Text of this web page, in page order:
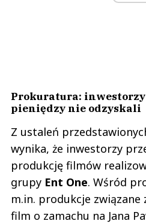
Prokuratura:
pieniędzy nie odzyskali
Z ustaleń
wynika, że inwestorzy
produkcję filmów
grupy Ent One. Wśród
m.in. produkcje związane
film o zamachu na Jana